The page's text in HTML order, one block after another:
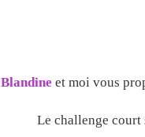
Blandine et moi vous
Le challenge court